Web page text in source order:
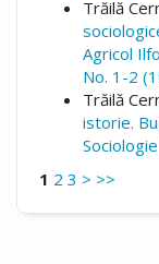
Trăilă
Agricol
No. 1-2
Trăilă
istorie.
1 2 3 > >>